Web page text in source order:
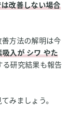
改善しない場合
方法の解明は今
吸入が シワ やた
る研究結果も報告
みましょう。